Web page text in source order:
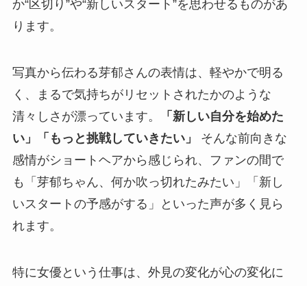
か“区切り”や“新しいスタート”を思わせるものがあ
ります。
写真から伝わる芽郁さんの表情は、軽やかで明る
く、まるで気持ちがリセットされたかのような
清々しさが漂っています。
「新しい自分を始めた
い」「もっと挑戦していきたい」
そんな前向きな
感情がショートヘアから感じられ、ファンの間で
も「芽郁ちゃん、何か吹っ切れたみたい」「新し
いスタートの予感がする」といった声が多く見ら
れます。
特に女優という仕事は、外見の変化が心の変化に